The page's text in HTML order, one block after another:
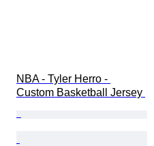
NBA - Tyler Herro -
Custom Basketball Jersey